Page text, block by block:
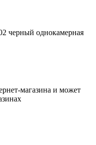
черный однокамерная
магазина и может